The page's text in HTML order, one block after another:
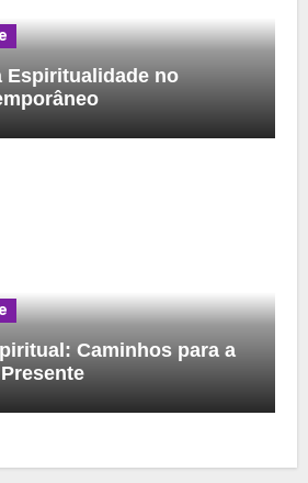
Espiritualidade no
Caminhos para a